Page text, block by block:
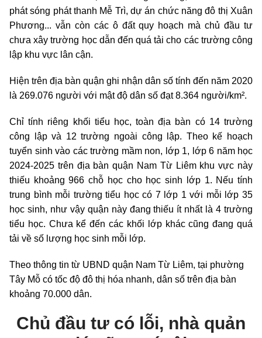
phát sóng phát thanh Mễ Trì, dự án chức năng đô thị Xuân
Phương... vẫn còn các ô đất quy hoạch mà chủ đầu tư
chưa xây trường học dẫn đến quá tải cho các trường công
lập khu vực lân cận.
Hiện trên địa bàn quận ghi nhận dân số tính đến năm 2020
là 269.076 người với mật độ dân số đạt 8.364 người/km².
Chỉ tính riêng khối tiểu học, toàn địa bàn có 14 trường
công lập và 12 trường ngoài công lập. Theo kế hoạch
tuyển sinh vào các trường mầm non, lớp 1, lớp 6 năm học
2024-2025 trên địa bàn quận Nam Từ Liêm khu vực này
thiếu khoảng 966 chỗ học cho học sinh lớp 1. Nếu tính
trung bình mỗi trường tiểu học có 7 lớp 1 với mỗi lớp 35
học sinh, như vậy quận này đang thiếu ít nhất là 4 trường
tiểu học. Chưa kể đến các khối lớp khác cũng đang quá
tải về số lượng học sinh mỗi lớp.
Theo thông tin từ UBND quận Nam Từ Liêm, tại phường
Tây Mỗ có tốc độ đô thị hóa nhanh, dân số trên địa bàn
khoảng 70.000 dân.
Chủ đầu tư có lỗi, nhà quản